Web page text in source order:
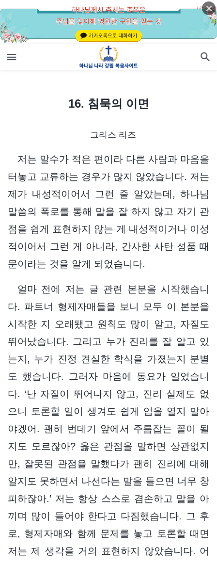
16. 침묵의 이면
그리스 리즈
저는 말수가 적은 편이라 다른 사람과 마음을
터놓고 교류하는 경우가 많지 않았습니다. 저는
제가 내성적이어서 그런 줄 알았는데, 하나님
말씀의 폭로를 통해 말을 잘 하지 않고 자기 관
점을 쉽게 표현하지 않는 게 내성적이거나 이성
적이어서 그런 게 아니라, 간사한 사탄 성품 때
문이라는 것을 알게 되었습니다.
얼마 전에 저는 글 관련 본분을 시작했습니
다. 파트너 형제자매들을 보니 모두 이 본분을
시작한 지 오래됐고 원칙도 많이 알고, 자질도
뛰어났습니다. 그리고 누가 진리를 잘 알고 있
는지, 누가 진정 견실한 학식을 가졌는지 분별
도 했습니다. 그러자 마음에 동요가 일었습니
다. ‘난 자질이 뛰어나지 않고, 진리 실제도 없
으니 토론할 일이 생겨도 쉽게 입을 열지 말아
야겠어. 괜히 번데기 앞에서 주름잡는 꼴이 될
지도 모르잖아? 옳은 관점을 말하면 상관없지
만, 잘못된 관점을 말했다가 괜히 진리에 대해
알지도 못하면서 나선다는 말을 들으면 너무 창
피하잖아.’ 저는 항상 스스로 겸손하고 말을 아
끼며 많이 들어야 한다고 다짐했습니다. 그 후
로, 형제자매와 함께 문제를 놓고 토론할 때면
저는 제 생각을 거의 표현하지 않았습니다. 어